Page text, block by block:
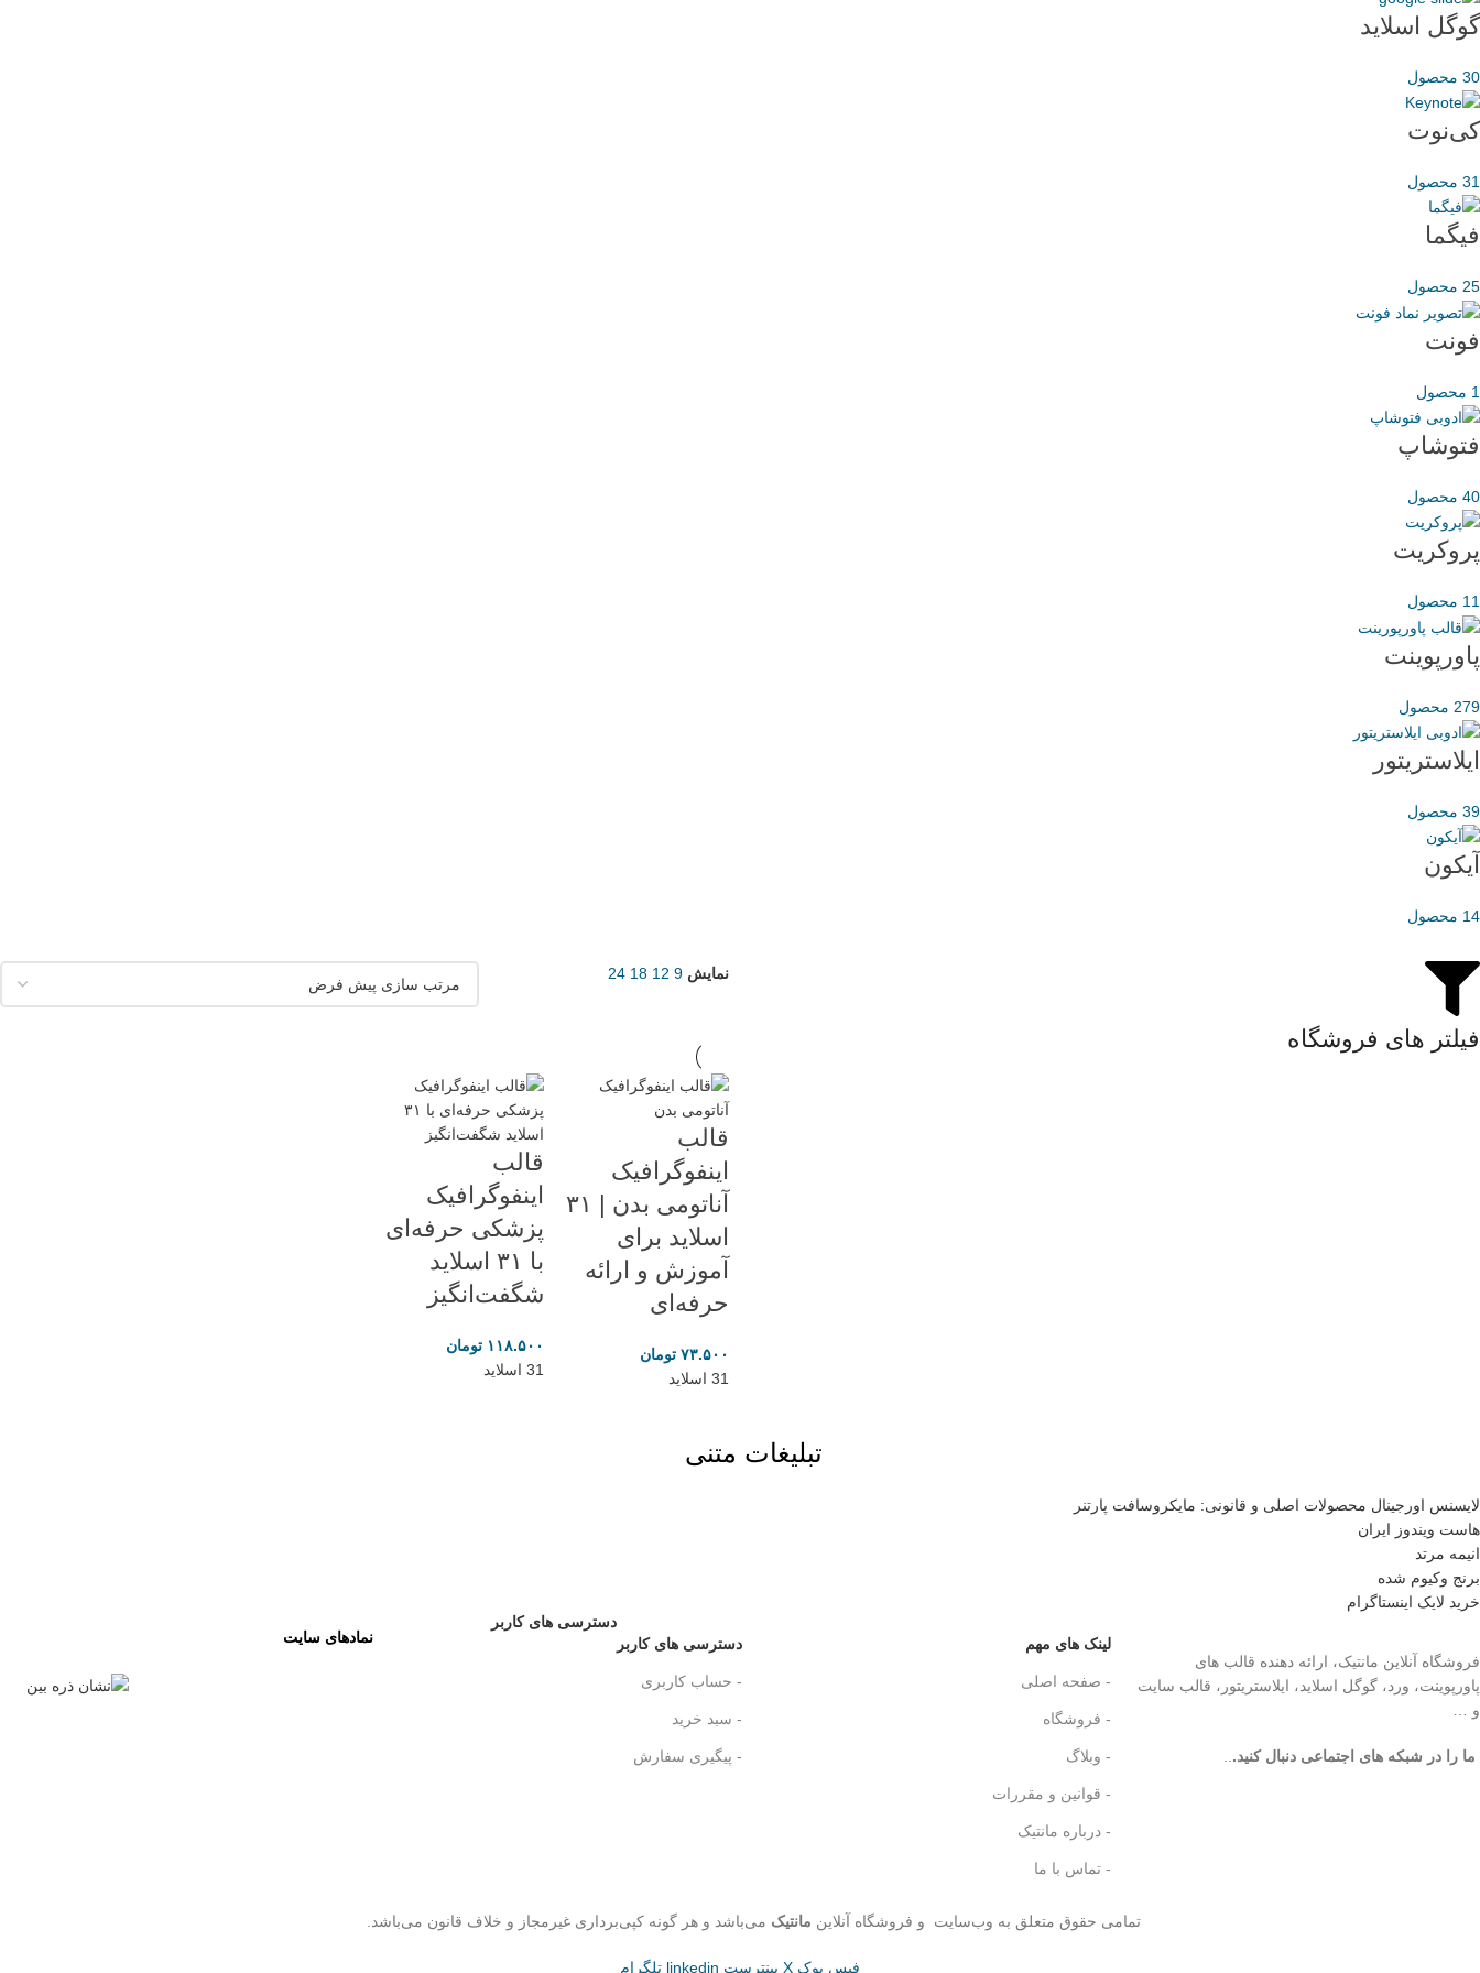
گوگل اسلاید
30 محصول
کی‌نوت
31 محصول
فیگما
25 محصول
فونت
1 محصول
فتوشاپ
40 محصول
پروکریت
11 محصول
پاورپوینت
279 محصول
ایلاستریتور
39 محصول
آیکون
14 محصول
فیلتر های فروشگاه
نمایش 9
12
18
24
قالب
اینفوگرافیک
آناتومی بدن | ۳۱
اسلاید برای
آموزش و ارائه
حرفه‌ای
۷۳.۵۰۰ تومان
31 اسلاید
قالب
اینفوگرافیک
پزشکی حرفه‌ای
با ۳۱ اسلاید
شگفت‌انگیز
۱۱۸.۵۰۰ تومان
31 اسلاید
تبلیغات متنی
لایسنس اورجینال محصولات اصلی و قانونی: مایکروسافت پارتنر
هاست ویندوز ایران
انیمه مرتد
برنج وکیوم شده
خرید لایک اینستاگرام
فروشگاه آنلاین مانتیک، ارائه دهنده قالب های
پاورپوینت، ورد، گوگل اسلاید، ایلاستریتور، قالب سایت
و …
ما را در شبکه های اجتماعی دنبال کنید...
لینک های مهم
- صفحه اصلی
- فروشگاه
- وبلاگ
- قوانین و مقررات
- درباره مانتیک
- تماس با ما
دسترسی های کاربر
دسترسی های کاربر
- حساب کاربری
- سبد خرید
- پیگیری سفارش
نمادهای سایت
تمامی حقوق متعلق به وب‌سایت و فروشگاه‌ آنلاین مانتیک می‌باشد و هر گونه کپی‌برداری غیرمجاز و خلاف قانون می‌باشد.
فیس بوک X پینترست linkedin تلگرام